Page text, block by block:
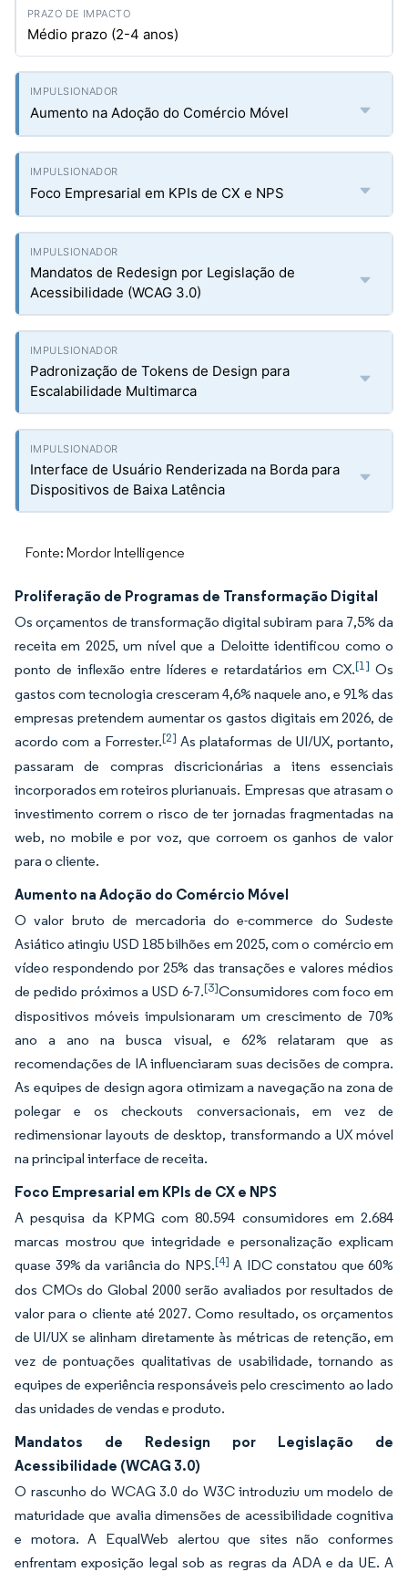
Médio prazo (2-4 anos)
Aumento na Adoção do Comércio Móvel
Foco Empresarial em KPIs de CX e NPS
Mandatos de Redesign por Legislação de
Acessibilidade (WCAG 3.0)
Padronização de Tokens de Design para
Escalabilidade Multimarca
Interface de Usuário Renderizada na Borda para
Dispositivos de Baixa Latência
Fonte: Mordor Intelligence
Proliferação de Programas de Transformação Digital
Os orçamentos de transformação digital subiram para 7,5% da
receita em 2025, um nível que a Deloitte identificou como o
ponto de inflexão entre líderes e retardatários em CX.[1] Os
gastos com tecnologia cresceram 4,6% naquele ano, e 91% das
empresas pretendem aumentar os gastos digitais em 2026, de
acordo com a Forrester.[2] As plataformas de UI/UX, portanto,
passaram de compras discricionárias a itens essenciais
incorporados em roteiros plurianuais. Empresas que atrasam o
investimento correm o risco de ter jornadas fragmentadas na
web, no mobile e por voz, que corroem os ganhos de valor
para o cliente.
Aumento na Adoção do Comércio Móvel
O valor bruto de mercadoria do e-commerce do Sudeste
Asiático atingiu USD 185 bilhões em 2025, com o comércio em
vídeo respondendo por 25% das transações e valores médios
de pedido próximos a USD 6-7.[3]Consumidores com foco em
dispositivos móveis impulsionaram um crescimento de 70%
ano a ano na busca visual, e 62% relataram que as
recomendações de IA influenciaram suas decisões de compra.
As equipes de design agora otimizam a navegação na zona de
polegar e os checkouts conversacionais, em vez de
redimensionar layouts de desktop, transformando a UX móvel
na principal interface de receita.
Foco Empresarial em KPIs de CX e NPS
A pesquisa da KPMG com 80.594 consumidores em 2.684
marcas mostrou que integridade e personalização explicam
quase 39% da variância do NPS.[4] A IDC constatou que 60%
dos CMOs do Global 2000 serão avaliados por resultados de
valor para o cliente até 2027. Como resultado, os orçamentos
de UI/UX se alinham diretamente às métricas de retenção, em
vez de pontuações qualitativas de usabilidade, tornando as
equipes de experiência responsáveis pelo crescimento ao lado
das unidades de vendas e produto.
Mandatos de Redesign por Legislação de
Acessibilidade (WCAG 3.0)
O rascunho do WCAG 3.0 do W3C introduziu um modelo de
maturidade que avalia dimensões de acessibilidade cognitiva
e motora. A EqualWeb alertou que sites não conformes
enfrentam exposição legal sob as regras da ADA e da UE. A